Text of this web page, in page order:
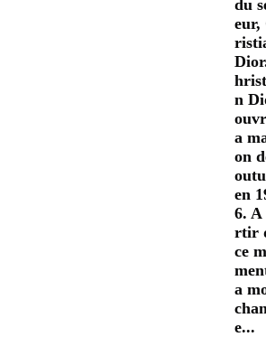
du
eur,
n
a
on
en
6. A
rtir
ce
a
e...